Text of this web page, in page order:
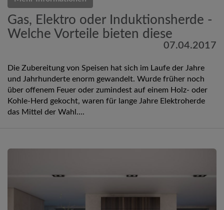
Gas, Elektro oder Induktionsherde -
Welche Vorteile bieten diese
07.04.2017
Die Zubereitung von Speisen hat sich im Laufe der Jahre
und Jahrhunderte enorm gewandelt. Wurde früher noch
über offenem Feuer oder zumindest auf einem Holz- oder
Kohle-Herd gekocht, waren für lange Jahre Elektroherde
das Mittel der Wahl....